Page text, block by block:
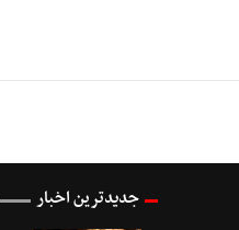
جدیدترین اخبار